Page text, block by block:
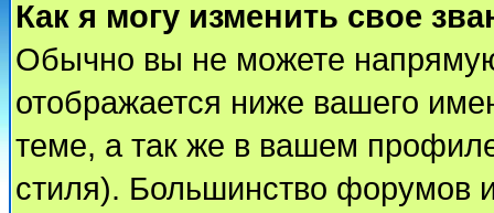
Как я могу изменить свое
Обычно вы не можете
отображается ниже вашего
теме, а так же в вашем
стиля). Большинство форумов